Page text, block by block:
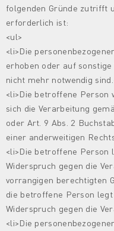
folgenden Gründe zutrifft
erforderlich ist:
<ul>
<li>Die
erhoben oder auf
nicht mehr notwendig
<li>Die betroffene Person
sich die Verarbeitung
oder Art. 9 Abs. 2
einer anderweitigen
<li>Die betroffene Person
Widerspruch gegen die
vorrangigen berechtigten
die betroffene Person legt
Widerspruch gegen die
<li>Die